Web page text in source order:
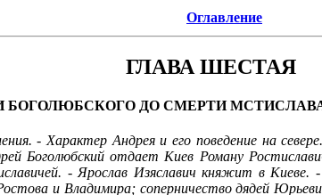
Оглавление
ГЛАВА ШЕСТАЯ
ДО СМЕРТИ МСТИСЛАВА
- Характер Андрея и его поведение на
Боголюбский отдает Киев Роману
- Ярослав Изяславич княжит в Киеве.
и Владимира; соперничество дядей